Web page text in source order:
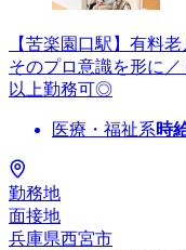
【苦楽園口駅】有料
そのプロ意識を形に
以上勤務可◎
医療・福祉系時
勤務地
面接地
兵庫県西宮市